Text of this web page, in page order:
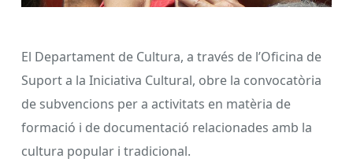
El Departament de Cultura, a través de l’Oficina de
Suport a la Iniciativa Cultural, obre la convocatòria
de subvencions per a activitats en matèria de
formació i de documentació relacionades amb la
cultura popular i tradicional.